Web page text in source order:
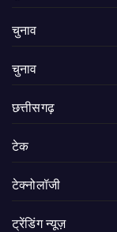
चुनाव
चुनाव
छत्तीसगढ़
टेक
टेक्नोलॉजी
ट्रेंडिंग न्यूज़